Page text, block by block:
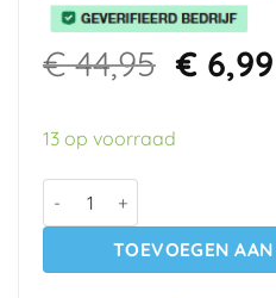
€44,95
prijs
was:
€6,99
13 op voorraad
Vlies behang 926813
TOEVOEGEN